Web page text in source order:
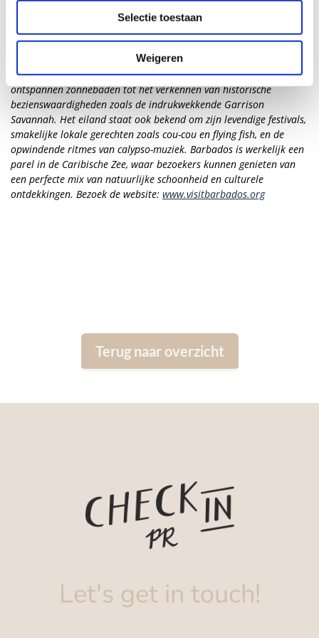
Selectie toestaan
Weigeren
populaire toeristische bestemming vanwege zijn adembenemende
landschappen, maar ook vanwege de warme gastvrijheid van de
lokale bevolking, die de rijke cultuur van het eiland weerspiegelt.
Met een mix van koloniale invloeden en een levendige Caribische
sfeer, biedt Barbados een scala aan activiteiten, variërend van
ontspannen zonnebaden tot het verkennen van historische
bezienswaardigheden zoals de indrukwekkende Garrison
Savannah. Het eiland staat ook bekend om zijn levendige festivals,
smakelijke lokale gerechten zoals cou-cou en flying fish, en de
opwindende ritmes van calypso-muziek. Barbados is werkelijk een
parel in de Caribische Zee, waar bezoekers kunnen genieten van
een perfecte mix van natuurlijke schoonheid en culturele
ontdekkingen. Bezoek de website: www.visitbarbados.org
Terug naar overzicht
Let's get in touch!